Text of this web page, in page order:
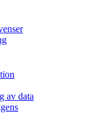
av data